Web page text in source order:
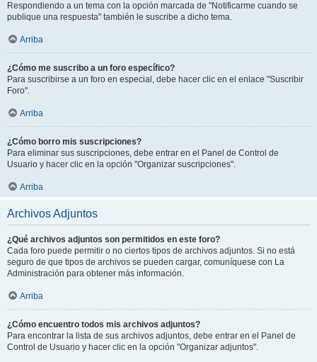
Respondiendo a un tema con la opción marcada de "Notificarme cuando se
publique una respuesta" también le suscribe a dicho tema.
Arriba
¿Cómo me suscribo a un foro específico?
Para suscribirse a un foro en especial, debe hacer clic en el enlace "Suscribir
Foro".
Arriba
¿Cómo borro mis suscripciones?
Para eliminar sus suscripciones, debe entrar en el Panel de Control de
Usuario y hacer clic en la opción "Organizar suscripciones".
Arriba
Archivos Adjuntos
¿Qué archivos adjuntos son permitidos en este foro?
Cada foro puede permitir o no ciertos tipos de archivos adjuntos. Si no está
seguro de que tipos de archivos se pueden cargar, comuníquese con La
Administración para obtener más información.
Arriba
¿Cómo encuentro todos mis archivos adjuntos?
Para encontrar la lista de sus archivos adjuntos, debe entrar en el Panel de
Control de Usuario y hacer clic en la opción "Organizar adjuntos".